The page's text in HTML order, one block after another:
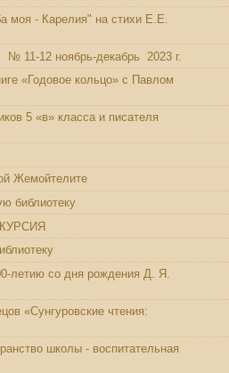
моя - Карелия" на стихи Е.Е.
11-12 ноябрь-декабрь 2023 г.
«Годовое кольцо» с Павлом
5 «в» класса и писателя
Жемойтелите
библиотеку
летию со дня рождения Д. Я.
«Сунгуровские чтения:
школы - воспитательная